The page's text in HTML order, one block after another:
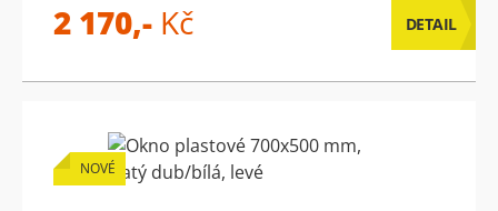
2 170,- Kč DETAIL
NOVÉ